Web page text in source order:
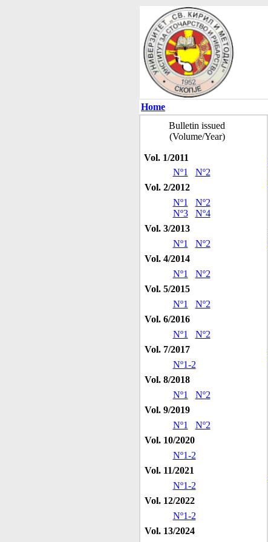
Home
Bulletin issued
(Volume/Year)
Vol. 1/2011
Nº1
Nº2
Vol. 2/2012
Nº1
Nº2
Nº3
Nº4
Vol. 3/2013
Nº1
Nº2
Vol. 4/2014
Nº1
Nº2
Vol. 5/2015
Nº1
Nº2
Vol. 6/2016
Nº1
Nº2
Vol. 7/2017
Nº1-2
Vol. 8/2018
Nº1
Nº2
Vol. 9/2019
Nº1
Nº2
Vol. 10/2020
Nº1-2
Vol. 11/2021
Nº1-2
Vol. 12/2022
Nº1-2
Vol. 13/2024